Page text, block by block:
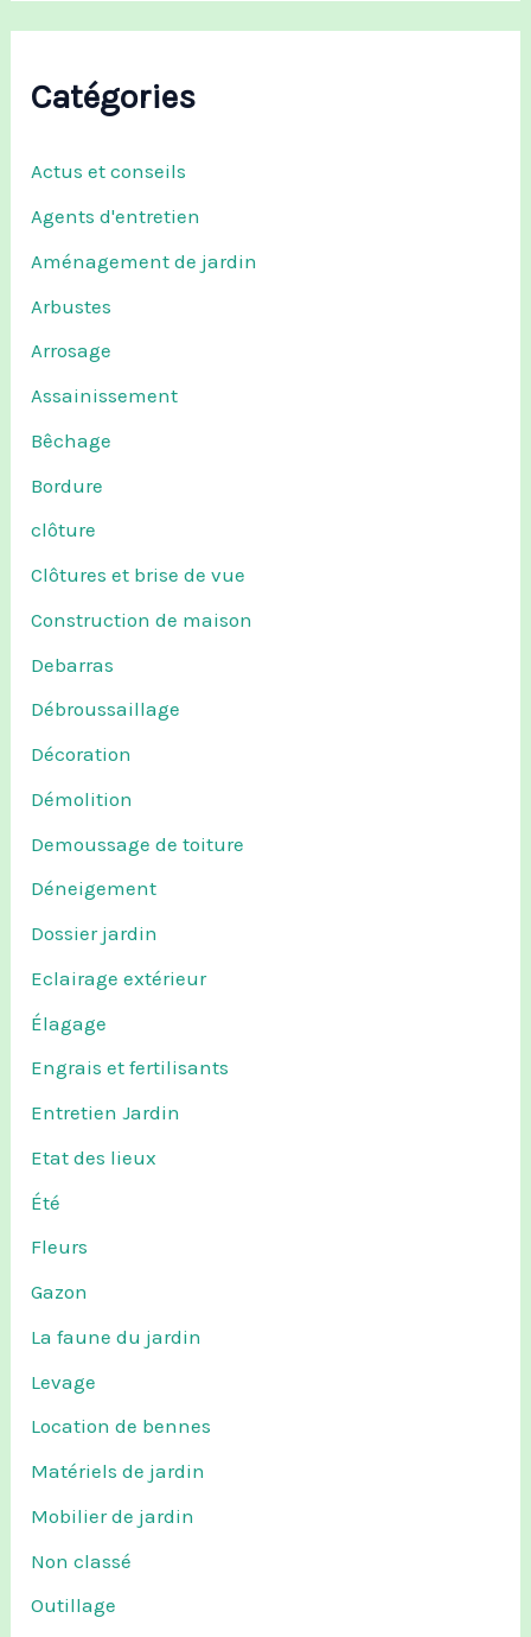
Catégories
Actus et conseils
Agents d'entretien
Aménagement de jardin
Arbustes
Arrosage
Assainissement
Bêchage
Bordure
clôture
Clôtures et brise de vue
Construction de maison
Debarras
Débroussaillage
Décoration
Démolition
Demoussage de toiture
Déneigement
Dossier jardin
Eclairage extérieur
Élagage
Engrais et fertilisants
Entretien Jardin
Etat des lieux
Été
Fleurs
Gazon
La faune du jardin
Levage
Location de bennes
Matériels de jardin
Mobilier de jardin
Non classé
Outillage